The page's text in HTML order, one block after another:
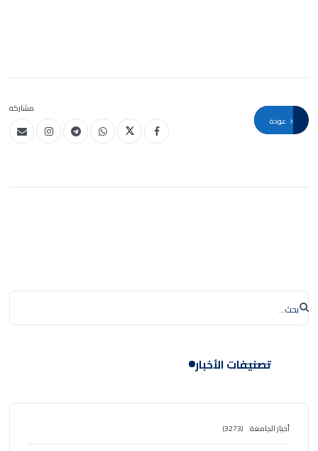
مشاركة
تصنيفات الأخبار
أخبار الجامعة (3273)